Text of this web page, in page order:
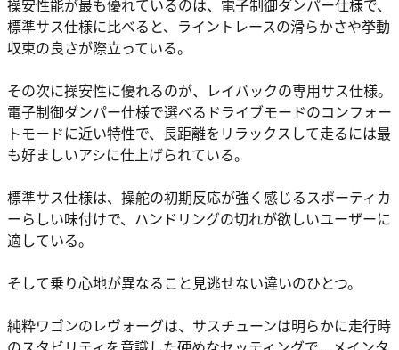
操安性能が最も優れているのは、電子制御ダンパー仕様で、
標準サス仕様に比べると、ライントレースの滑らかさや挙動
収束の良さが際立っている。
その次に操安性に優れるのが、レイバックの専用サス仕様。
電子制御ダンパー仕様で選べるドライブモードのコンフォー
トモードに近い特性で、長距離をリラックスして走るには最
も好ましいアシに仕上げられている。
標準サス仕様は、操舵の初期反応が強く感じるスポーティカ
ーらしい味付けで、ハンドリングの切れが欲しいユーザーに
適している。
そして乗り心地が異なること見逃せない違いのひとつ。
純粋ワゴンのレヴォーグは、サスチューンは明らかに走行時